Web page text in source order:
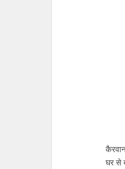
घर से